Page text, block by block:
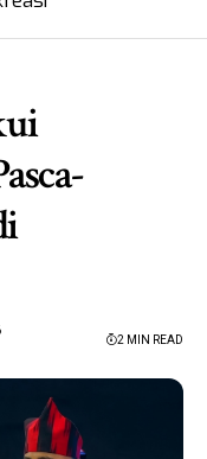
2 MIN READ